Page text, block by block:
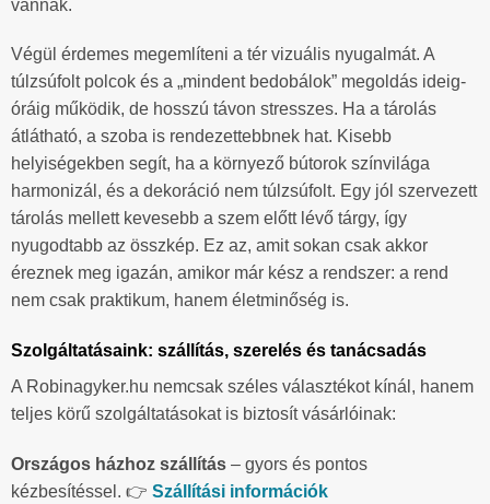
vannak.
Végül érdemes megemlíteni a tér vizuális nyugalmát. A
túlzsúfolt polcok és a „mindent bedobálok” megoldás ideig-
óráig működik, de hosszú távon stresszes. Ha a tárolás
átlátható, a szoba is rendezettebbnek hat. Kisebb
helyiségekben segít, ha a környező bútorok színvilága
harmonizál, és a dekoráció nem túlzsúfolt. Egy jól szervezett
tárolás mellett kevesebb a szem előtt lévő tárgy, így
nyugodtabb az összkép. Ez az, amit sokan csak akkor
éreznek meg igazán, amikor már kész a rendszer: a rend
nem csak praktikum, hanem életminőség is.
Szolgáltatásaink: szállítás, szerelés és tanácsadás
A Robinagyker.hu nemcsak széles választékot kínál, hanem
teljes körű szolgáltatásokat is biztosít vásárlóinak:
Országos házhoz szállítás – gyors és pontos
kézbesítéssel. 👉 Szállítási információk